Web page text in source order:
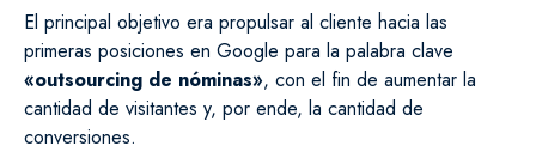
El principal objetivo era propulsar al cliente hacia las
primeras posiciones en Google para la palabra clave
«outsourcing de nóminas», con el fin de aumentar la
cantidad de visitantes y, por ende, la cantidad de
conversiones.